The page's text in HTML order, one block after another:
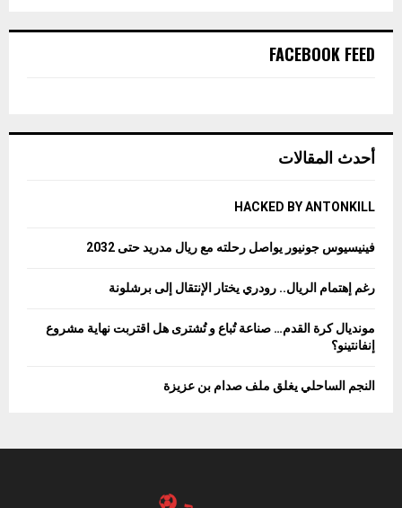
FACEBOOK FEED
أحدث المقالات
HACKED BY ANTONKILL
فينيسيوس جونيور يواصل رحلته مع ريال مدريد حتى 2032
رغم إهتمام الريال.. رودري يختار الإنتقال إلى برشلونة
مونديال كرة القدم… صناعة تُباع و تُشترى هل اقتربت نهاية مشروع
إنفانتينو؟
النجم الساحلي يغلق ملف صدام بن عزيزة